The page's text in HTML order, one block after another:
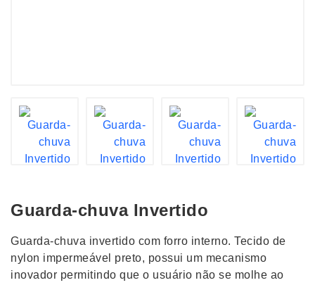
Guarda-chuva Invertido
Guarda-chuva invertido com forro interno. Tecido de
nylon impermeável preto, possui um mecanismo
inovador permitindo que o usuário não se molhe ao